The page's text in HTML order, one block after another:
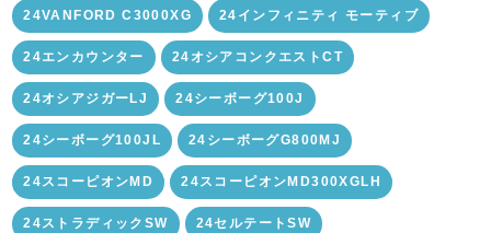
24VANFORD C3000XG 24インフィニティ モーティブ
24エンカウンター 24オシアコンクエストCT
24オシアジガーLJ 24シーボーグ100J
24シーボーグ100JL 24シーボーグG800MJ
24スコーピオンMD 24スコーピオンMD300XGLH
24ストラディックSW 24セルテートSW